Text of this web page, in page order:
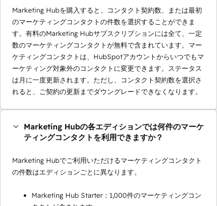
Marketing Hubを購入すると、コンタクト契約数、または最初
のマーケティングコンタクトの件数を選択することができま
す。有料のMarketing Hubサブスクリプションには全て、一定
数のマーケティングコンタクトが無料で含まれています。マー
ケティングコンタクトは、HubSpotアカウントからいつでもマ
ーケティング対象外のコンタクトに変更できます。ステータス
は月に一度更新されます。ただし、コンタクト契約数を選択さ
れると、ご契約の更新までダウングレードできなくなります。
Marketing Hubの各エディションでは何件のマーケ
ティングコンタクトを利用できますか？
Marketing Hubでご利用いただけるマーケティングコンタクト
の件数はエディションごとに異なります。
Marketing Hub Starter：1,000件のマーケティングコン